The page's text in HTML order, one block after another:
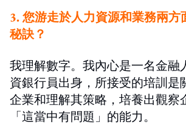
3. 您游走於人力資源和業務兩方
秘訣？
我理解數字。我內心是一名金融
資銀行員出身，所接受的培訓是
企業和理解其策略，培養出觀察
「這當中有問題」的能力。